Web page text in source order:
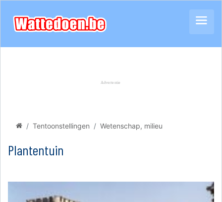
Tentoonstellingen Wetenschap, milieu
Plantentuin